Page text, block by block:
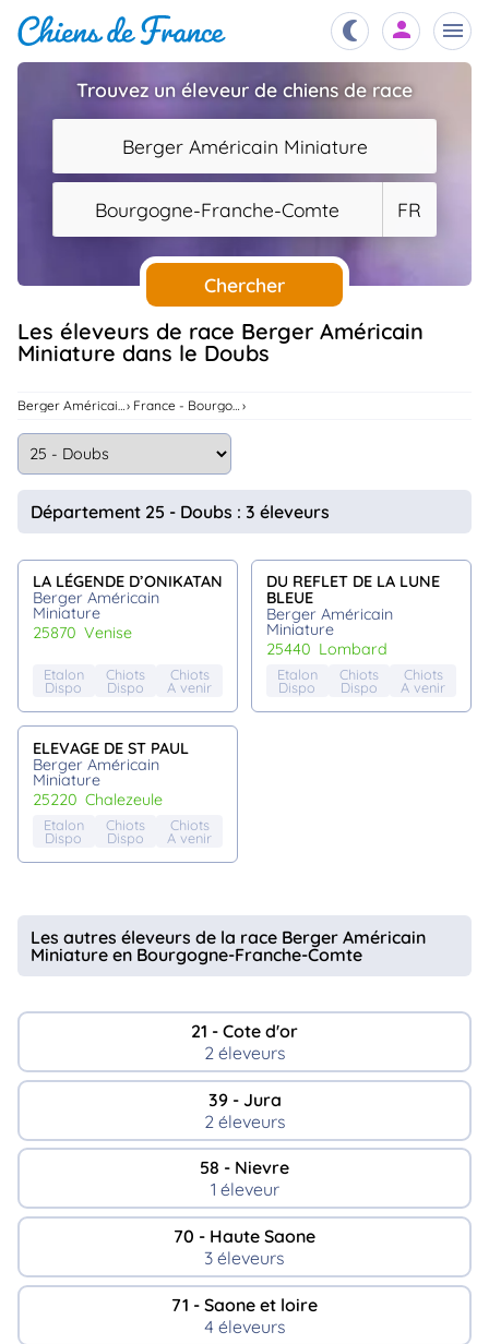
Chiots
Éleveurs
Étalons
Chiens
Services
..
Assurances
Connexion
Trouvez un éleveur de chiens de race
Berger Américain Miniature
Bourgogne-Franche-Comte FR
Chercher
Les éleveurs de race Berger Américain
Miniature dans le Doubs
Berger Américain Miniature France - Bourgogne-Franche-Comte
Département 25 - Doubs : 3 éleveurs
LA LÉGENDE D’ONIKATAN
Berger Américain
Miniature
25870
venise
Etalon
Dispo
Chiots
Dispo
Chiots
A venir
DU REFLET DE LA LUNE
BLEUE
Berger Américain
Miniature
25440
lombard
Etalon
Dispo
Chiots
Dispo
Chiots
A venir
ELEVAGE DE ST PAUL
Berger Américain
Miniature
25220
chalezeule
Etalon
Dispo
Chiots
Dispo
Chiots
A venir
Les autres éleveurs de la race Berger Américain
Miniature en Bourgogne-Franche-Comte
21 - Cote d'or
2 éleveurs
39 - Jura
2 éleveurs
58 - Nievre
1 éleveur
70 - Haute Saone
3 éleveurs
71 - Saone et loire
4 éleveurs